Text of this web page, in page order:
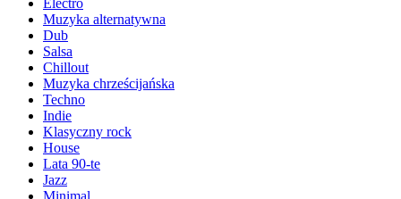
Electro
Muzyka alternatywna
Dub
Salsa
Chillout
Muzyka chrześcijańska
Techno
Indie
Klasyczny rock
House
Lata 90-te
Jazz